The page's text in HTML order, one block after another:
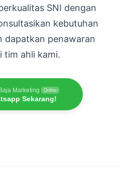
SNI dengan
kebutuhan
dapatkan penawaran
tim ahli kami.
Marketing Online
Sekarang!